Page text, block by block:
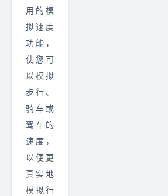
用的模
拟速度
功能，
使您可
以模拟
步行、
骑车或
驾车的
速度，
以便更
真实地
模拟行